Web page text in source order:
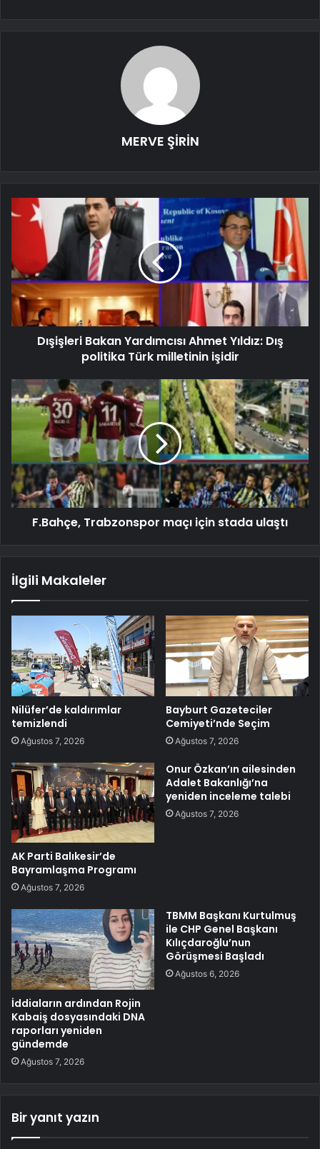
MERVE ŞİRİN
Dışişleri Bakan Yardımcısı Ahmet Yıldız: Dış
politika Türk milletinin işidir
F.Bahçe, Trabzonspor maçı için stada ulaştı
İlgili Makaleler
Nilüfer’de kaldırımlar
temizlendi
Ağustos 7, 2026
Bayburt Gazeteciler
Cemiyeti’nde Seçim
Ağustos 7, 2026
AK Parti Balıkesir’de
Bayramlaşma Programı
Ağustos 7, 2026
Onur Özkan’ın ailesinden
Adalet Bakanlığı’na
yeniden inceleme talebi
Ağustos 7, 2026
İddiaların ardından Rojin
Kabaiş dosyasındaki DNA
raporları yeniden
gündemde
Ağustos 7, 2026
TBMM Başkanı Kurtulmuş
ile CHP Genel Başkanı
Kılıçdaroğlu’nun
Görüşmesi Başladı
Ağustos 6, 2026
Bir yanıt yazın